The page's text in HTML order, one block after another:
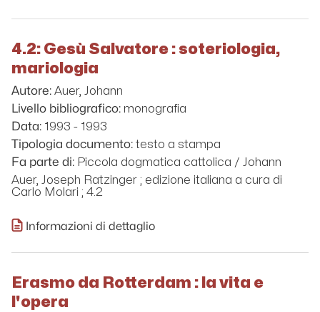
4.2: Gesù Salvatore : soteriologia,
mariologia
Autore: Auer, Johann
Livello bibliografico: monografia
Data: 1993 - 1993
Tipologia documento: testo a stampa
Fa parte di: Piccola dogmatica cattolica / Johann
Auer, Joseph Ratzinger ; edizione italiana a cura di
Carlo Molari ; 4.2
Informazioni di dettaglio
Erasmo da Rotterdam : la vita e
l'opera